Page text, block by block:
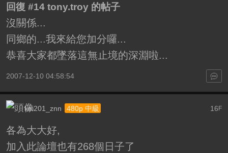
回復 #14 tony.troy 的帖子
沒關係...
同鄉的...我來給您加分囉...
恭喜大家都墜落這無止境的深淵啦...
2007-12-10 04:58:54
16F
koi201_znn 480p 中級
各為大大好,
加入此論壇也有268個日子了